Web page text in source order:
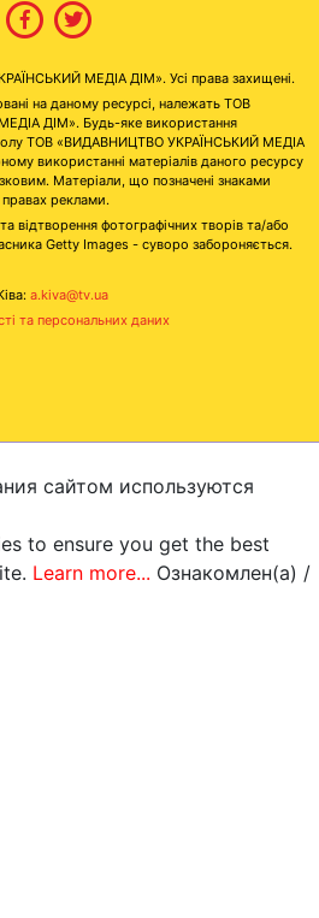
МЕДІА ДІМ». Усі права захищені.
на даному ресурсі, належать ТОВ
ДІМ». Будь-яке використання
ТОВ «ВИДАВНИЦТВО УКРАЇНСЬКИЙ МЕДІА
використанні матеріалів даного ресурсу
Матеріали, що позначені знаками
правах реклами.
відтворення фотографічних творів та/або
Getty Images - суворо забороняється.
a.kiva@tv.ua
та персональних даних
сайтом используются
to ensure you get the best
Learn more... Ознакомлен(а) /